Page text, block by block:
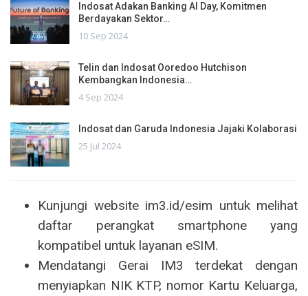
Indosat Adakan Banking AI Day, Komitmen
Berdayakan Sektor…
10 Sep 2024
Telin dan Indosat Ooredoo Hutchison
Kembangkan Indonesia…
4 Sep 2024
Indosat dan Garuda Indonesia Jajaki Kolaborasi
25 Jul 2024
Kunjungi website im3.id/esim untuk melihat
daftar perangkat smartphone yang
kompatibel untuk layanan eSIM.
Mendatangi Gerai IM3 terdekat dengan
menyiapkan NIK KTP, nomor Kartu Keluarga,